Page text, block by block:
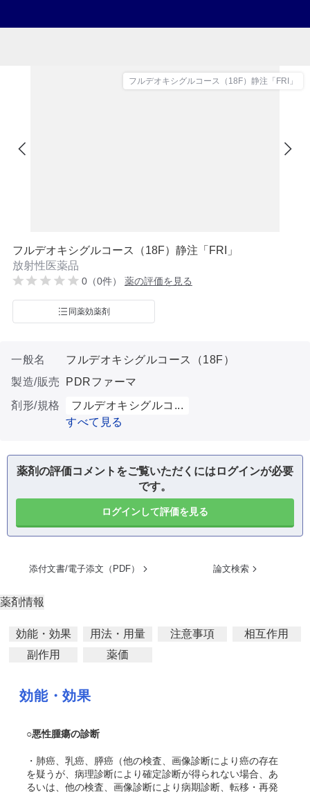
フルデオキシグルコース（18F）静注「FRI」
フルデオキシグルコース（18F）静注「FRI」
放射性医薬品
0（0件） 薬の評価を見る
同薬効薬剤
一般名
フルデオキシグルコース（18F）
製造/販売
PDRファーマ
剤形/規格
フルデオキシグルコ...
すべて見る
薬剤の評価コメントをご覧いただくにはログインが必要
です。
ログインして評価を見る
添付文書/電子添文（PDF） 論文検索
薬剤情報
効能・効果 用法・用量 注意事項
相互作用
副作用
薬価
効能・効果
○悪性腫瘍の診断
・肺癌、乳癌 、膵癌 （他の検査、画像診断により癌の存在
を疑うが、病理診断により確定診断が得られない場合、あ
るいは、他の検査、画像診断により病期診断、転移・再発